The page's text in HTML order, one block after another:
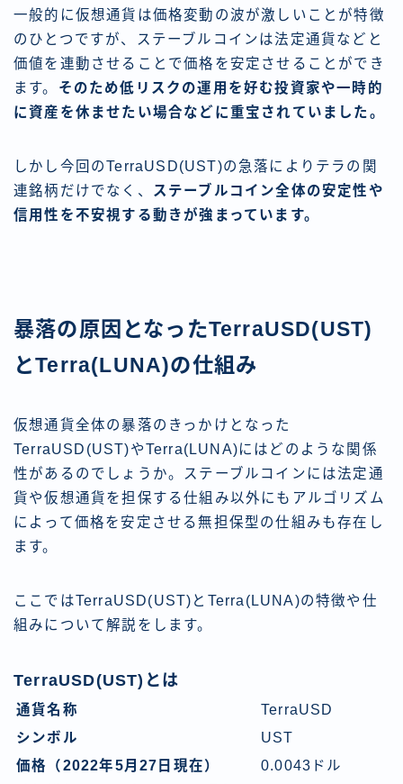
一般的に仮想通貨は価格変動の波が激しいことが特徴
のひとつですが、ステーブルコインは法定通貨などと
価値を連動させることで価格を安定させることができ
ます。 そのため低リスクの運用を好む投資家や一時的
に資産を休ませたい場合などに重宝されていました。
しかし今回のTerraUSD(UST)の急落によりテラの関
連銘柄だけでなく、
ステーブルコイン全体の安定性や
信用性を不安視する動きが強まっています。
暴落の原因となったTerraUSD(UST)
とTerra(LUNA)の仕組み
仮想通貨全体の暴落のきっかけとなった
TerraUSD(UST)やTerra(LUNA)にはどのような関係
性があるのでしょうか。ステーブルコインには法定通
貨や仮想通貨を担保する仕組み以外にもアルゴリズム
によって価格を安定させる無担保型の仕組みも存在し
ます。
ここではTerraUSD(UST)とTerra(LUNA)の特徴や仕
組みについて解説をします。
TerraUSD(UST)とは
通貨名称
TerraUSD
シンボル
UST
価格（2022年5月27日現在）
0.0043ドル